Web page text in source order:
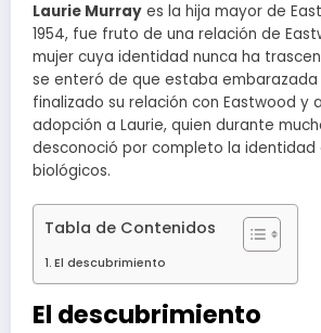
Laurie Murray es la hija mayor de
1954, fue fruto de una relación de
mujer cuya identidad nunca ha
se enteró de que estaba
finalizado su relación con Eastwood y
adopción a Laurie, quien durante
desconoció por completo la identidad
biológicos.
Tabla de Contenidos
El descubrimiento
El descubrimiento